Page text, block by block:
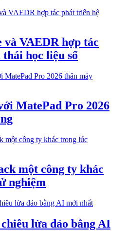
và VAEDR hợp tác
học liệu số
MatePad Pro 2026
một công ty khác
nghiệm
lừa đảo bằng AI